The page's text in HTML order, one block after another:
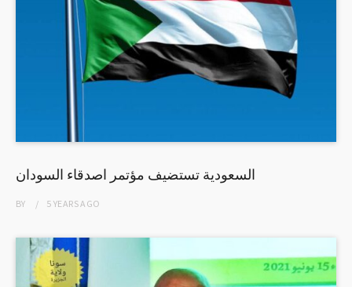
السعودية تستضيف مؤتمر اصدقاء السودان
BY 5 YEARSAGO